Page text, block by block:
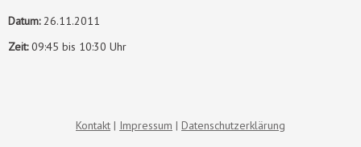
Datum:26.11.2011
Zeit:09:45 bis 10:30 Uhr
Kontakt Impressum Datenschutzerklärung